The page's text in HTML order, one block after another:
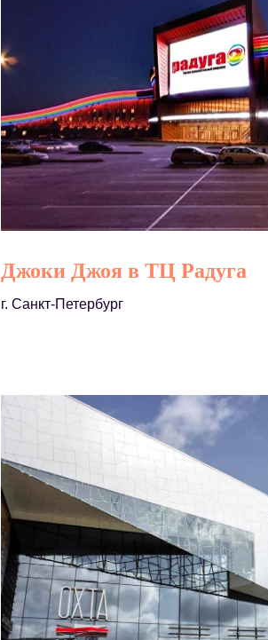
Джоки Джоя в ТЦ Радуга
г. Санкт-Петербург